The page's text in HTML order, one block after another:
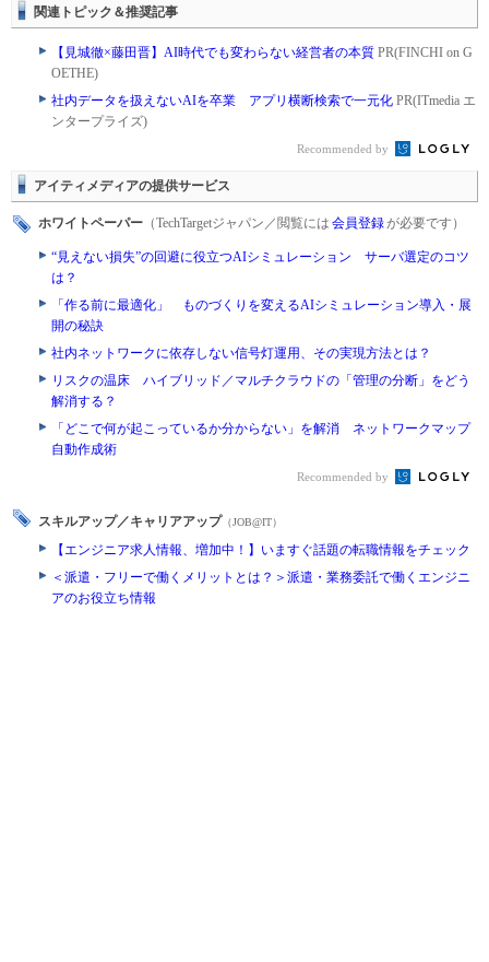
関連トピック＆推奨記事
【見城徹×藤田晋】AI時代でも変わらない経営者の本質 PR(FINCHI on G
OETHE)
社内データを扱えないAIを卒業 アプリ横断検索で一元化 PR(ITmedia エ
ンタープライズ)
Recommended by
アイティメディアの提供サービス
ホワイトペーパー （TechTargetジャパン／閲覧には 会員登録が必要です）
“見えない損失”の回避に役立つAIシミュレーション サーバ選定のコツ
は？
「作る前に最適化」 ものづくりを変えるAIシミュレーション導入・展
開の秘訣
社内ネットワークに依存しない信号灯運用、その実現方法とは？
リスクの温床 ハイブリッド／マルチクラウドの「管理の分断」をどう
解消する？
「どこで何が起こっているか分からない」を解消 ネットワークマップ
自動作成術
Recommended by
スキルアップ／キャリアアップ （JOB@IT）
【エンジニア求人情報、増加中！】いますぐ話題の転職情報をチェック
＜派遣・フリーで働くメリットとは？＞派遣・業務委託で働くエンジニ
アのお役立ち情報